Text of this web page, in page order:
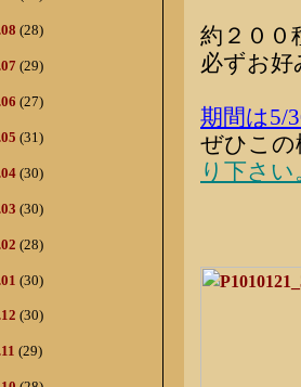
(28)
(29)
(27)
(31)
(30)
(30)
(28)
(30)
(30)
(29)
約２００
必ずお
期間は5/
ぜひこの
り下さい